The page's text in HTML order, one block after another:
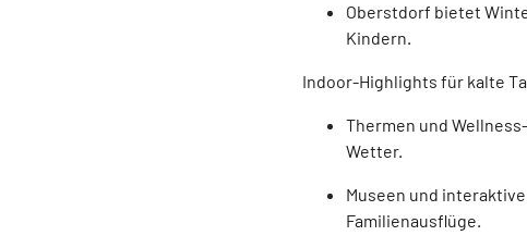
Oberstdorf bietet
Kindern.
Indoor-Highlights für kalte
Thermen und
Wetter.
Museen und
Familienausflüge.